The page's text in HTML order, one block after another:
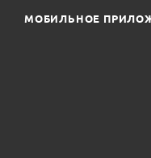
МОБИЛЬНОЕ